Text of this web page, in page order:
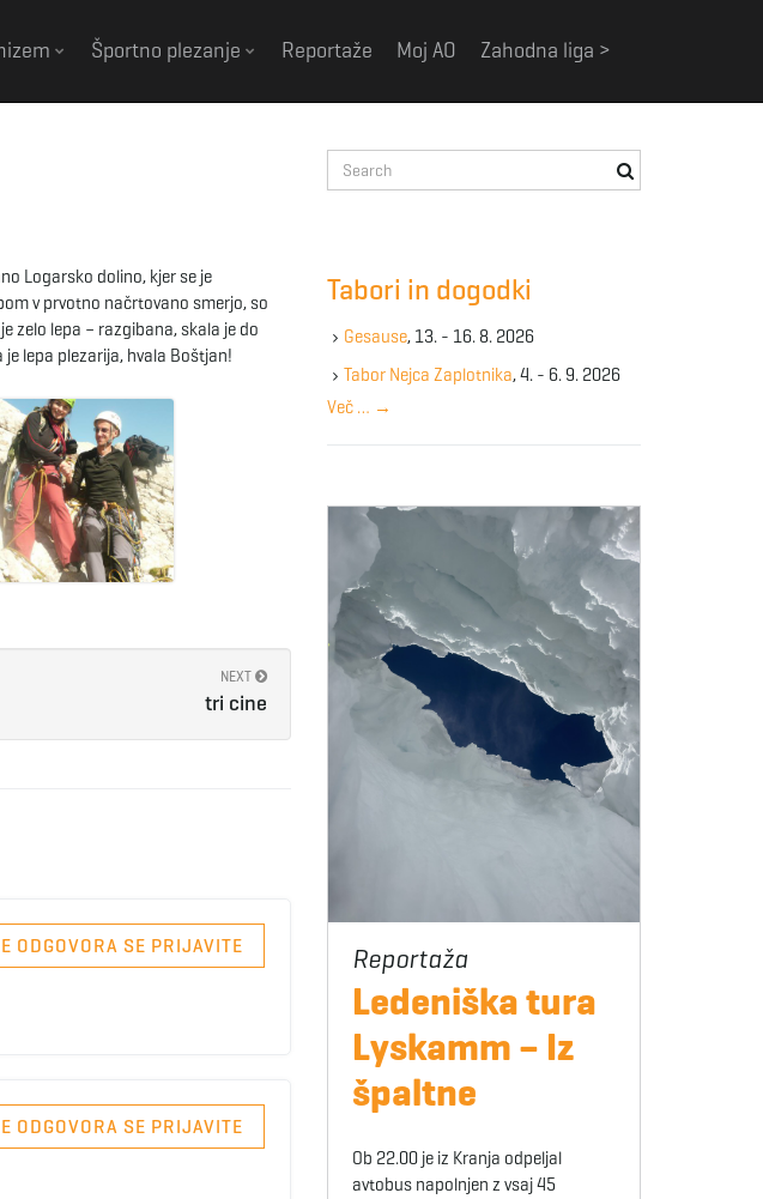
Športno plezanje Reportaže Moj AO Zahodna liga >
Logarsko dolino, kjer se je
v prvotno načrtovano smerjo, so
zelo lepa – razgibana, skala je do
lepa plezarija, hvala Boštjan!
NEXT
tri cine
ODGOVORA SE PRIJAVITE
ODGOVORA SE PRIJAVITE
e
e
y
w
r
Tabori in dogodki
Gesause, 13. - 16. 8. 2026
Tabor Nejca Zaplotnika, 4. - 6. 9. 2026
Več … →
Ledeniška tura
Lyskamm – Iz
špaltne
Ob 22.00 je iz Kranja odpeljal
avtobus napolnjen z vsaj 45